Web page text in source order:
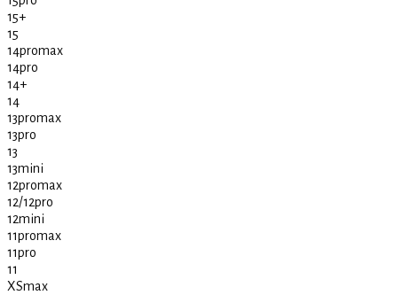
15+
15
14promax
14pro
14+
14
13promax
13pro
13
13mini
12promax
12/12pro
12mini
11promax
11pro
11
XSmax